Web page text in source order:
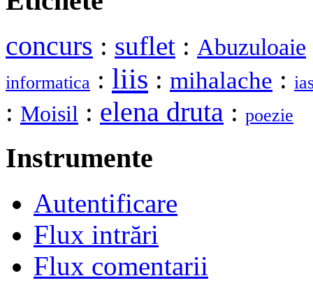
concurs : suflet : Abuzuloaie
informatica : liis : mihalache :
: Moisil : elena druta : poezie
Instrumente
Autentificare
Flux intrări
Flux comentarii